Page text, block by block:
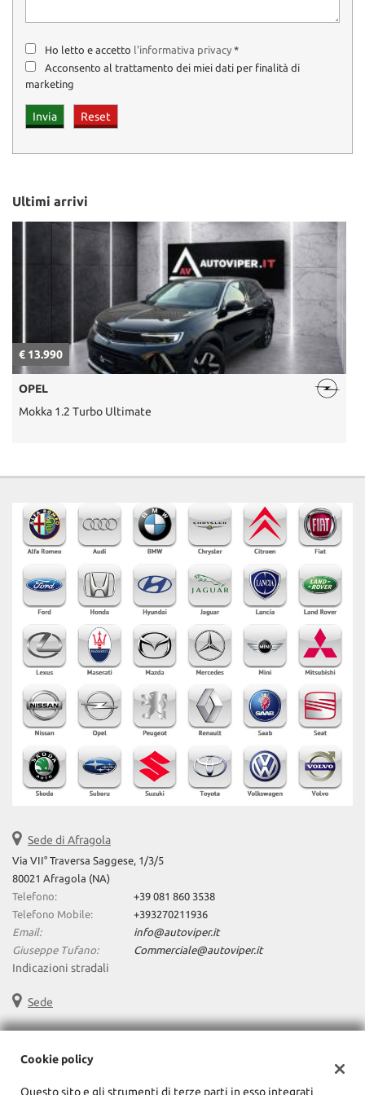
Installazione antifurto antirapina
Installazione satellitari
Trasferimenti di proprietà
Si valutano permute
Per info/ 081 8603538
1,3,5 Afragola Napoli
Ho letto e accetto l'informativa privacy *
Acconsento al trattamento dei miei dati per finalità di
marketing
Ultimi arrivi
€ 13.990
OPEL
Mokka 1.2 Turbo Ultimate
Sede di Afragola
Via VII° Traversa Saggese, 1/3/5
80021 Afragola (NA)
Telefono:
+39 081 860 3538
Telefono Mobile:
+393270211936
Email:
info@autoviper.it
Giuseppe Tufano:
Commerciale@autoviper.it
Indicazioni stradali
Sede
Dati fiscali:
Cookie policy
Questo sito e gli strumenti di terze parti in esso integrati